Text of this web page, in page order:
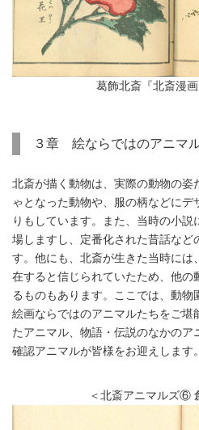
葛飾北斎『北斎漫
３章 絵ならではのアニマ
北斎が描く動物は、実際の動物の姿
ゃとなった動物や、服の柄などにデ
りもしています。また、当時の小
場しますし、定番化された昔話など
す。他にも、北斎が生きた当時には
在すると信じられていたため、他の
るものもあります。ここでは、動物
絵画ならではのアニマルたちをご堪
たアニマル、物語・伝説のなかのア
確認アニマルが皆様をお迎えします。
＜北斎アニマルズ⑥